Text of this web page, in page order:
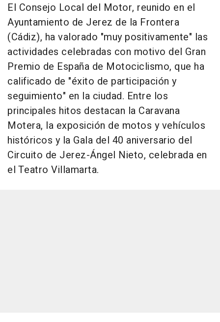
El Consejo Local del Motor, reunido en el
Ayuntamiento de Jerez de la Frontera
(Cádiz), ha valorado "muy positivamente" las
actividades celebradas con motivo del Gran
Premio de España de Motociclismo, que ha
calificado de "éxito de participación y
seguimiento" en la ciudad. Entre los
principales hitos destacan la Caravana
Motera, la exposición de motos y vehículos
históricos y la Gala del 40 aniversario del
Circuito de Jerez-Ángel Nieto, celebrada en
el Teatro Villamarta.